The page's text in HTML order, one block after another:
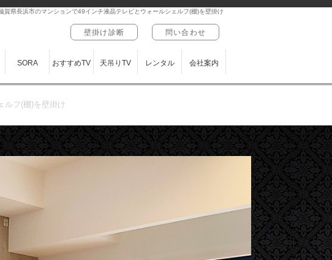
賀県長浜市のマンションで49インチ液晶テレビとウォールシェルフ(棚)を壁掛け
壁掛け診断 問い合わせ
SORA おすすめTV 天吊りTV レンタル 会社案内
ルフ(棚)を壁掛け